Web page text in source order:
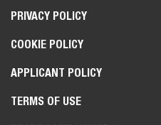
PRIVACY POLICY
COOKIE POLICY
APPLICANT POLICY
TERMS OF USE